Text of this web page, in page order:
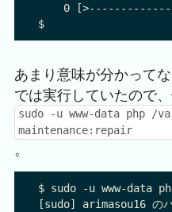
0
あまり意味が分かって
では実行していたので
sudo -u www-data php /
maintenance:repair
。
$ sudo -u www-data
[sudo] arimasou16 の